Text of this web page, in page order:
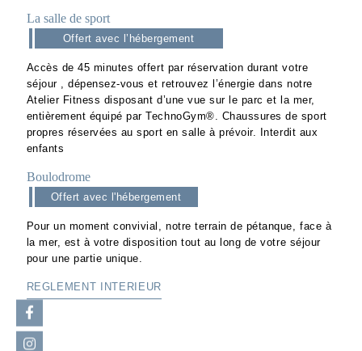
La salle de sport
Offert avec l’hébergement
Accès de 45 minutes offert par réservation durant votre
séjour , dépensez-vous et retrouvez l’énergie dans notre
Atelier Fitness disposant d’une vue sur le parc et la mer,
entièrement équipé par TechnoGym®. Chaussures de sport
propres réservées au sport en salle à prévoir. Interdit aux
enfants
Boulodrome
Offert avec l'hébergement
Pour un moment convivial, notre terrain de pétanque, face à
la mer, est à votre disposition tout au long de votre séjour
pour une partie unique.
REGLEMENT INTERIEUR